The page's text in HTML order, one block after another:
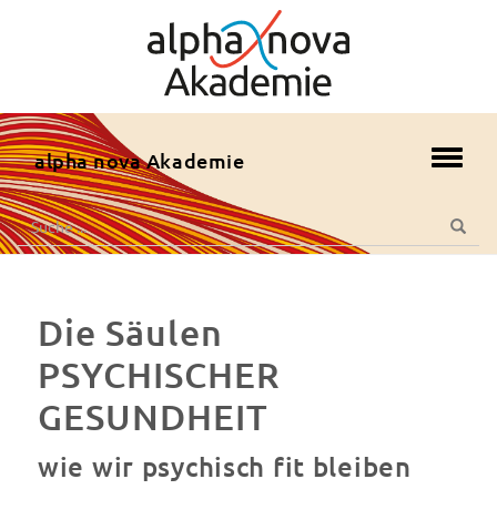
zur
Fusszeile
zur
Suche
alpha nova Akademie
Suche
nach:
Die Säulen
PSYCHISCHER
GESUNDHEIT
wie wir psychisch fit bleiben